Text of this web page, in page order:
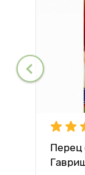
Перец